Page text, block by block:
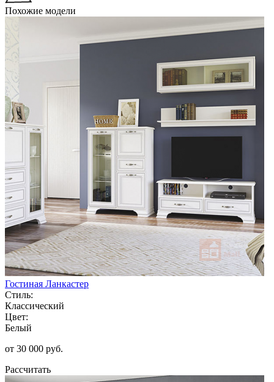
Похожие модели
Гостиная Ланкастер
Стиль:
Классический
Цвет:
Белый
от 30 000 руб.
Рассчитать